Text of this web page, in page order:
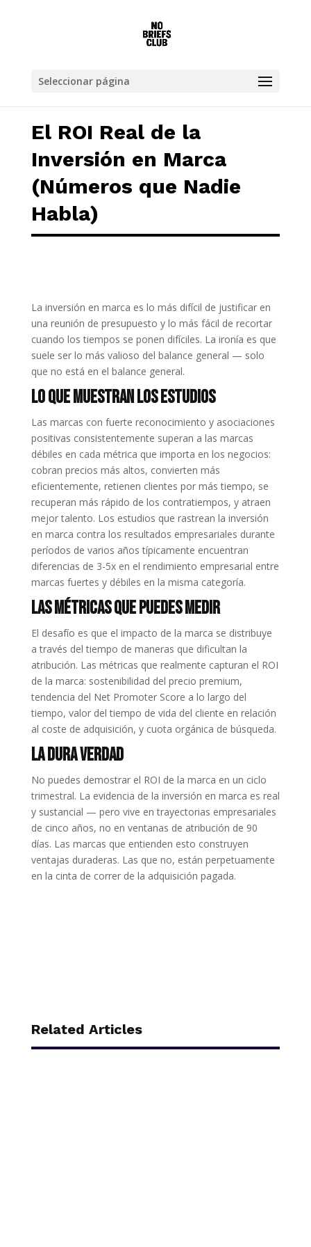
Seleccionar página
El ROI Real de la
Inversión en Marca
(Números que Nadie
Habla)
La inversión en marca es lo más difícil de justificar en
una reunión de presupuesto y lo más fácil de recortar
cuando los tiempos se ponen difíciles. La ironía es que
suele ser lo más valioso del balance general — solo
que no está en el balance general.
Lo que Muestran los Estudios
Las marcas con fuerte reconocimiento y asociaciones
positivas consistentemente superan a las marcas
débiles en cada métrica que importa en los negocios:
cobran precios más altos, convierten más
eficientemente, retienen clientes por más tiempo, se
recuperan más rápido de los contratiempos, y atraen
mejor talento. Los estudios que rastrean la inversión
en marca contra los resultados empresariales durante
períodos de varios años típicamente encuentran
diferencias de 3-5x en el rendimiento empresarial entre
marcas fuertes y débiles en la misma categoría.
Las Métricas que Puedes Medir
El desafío es que el impacto de la marca se distribuye
a través del tiempo de maneras que dificultan la
atribución. Las métricas que realmente capturan el ROI
de la marca: sostenibilidad del precio premium,
tendencia del Net Promoter Score a lo largo del
tiempo, valor del tiempo de vida del cliente en relación
al coste de adquisición, y cuota orgánica de búsqueda.
La Dura Verdad
No puedes demostrar el ROI de la marca en un ciclo
trimestral. La evidencia de la inversión en marca es real
y sustancial — pero vive en trayectorias empresariales
de cinco años, no en ventanas de atribución de 90
días. Las marcas que entienden esto construyen
ventajas duraderas. Las que no, están perpetuamente
en la cinta de correr de la adquisición pagada.
Related Articles